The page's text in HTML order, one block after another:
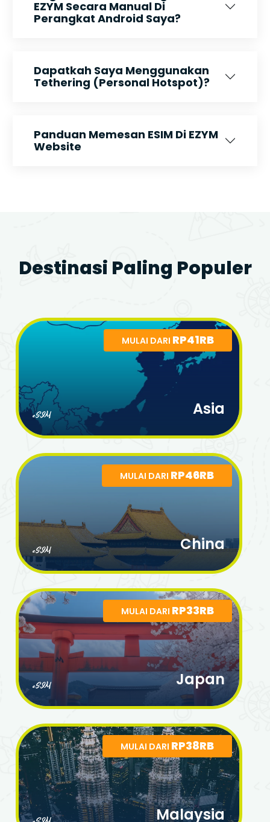
EZYM Secara Manual Di
Perangkat Android Saya?
Dapatkah Saya Menggunakan
Tethering (Personal Hotspot)?
Panduan Memesan ESIM Di EZYM
Website
Destinasi Paling Populer
MULAI DARI RP41RB
eSIM Asia
MULAI DARI RP46RB
eSIM China
MULAI DARI RP33RB
eSIM Japan
MULAI DARI RP38RB
Malaysia